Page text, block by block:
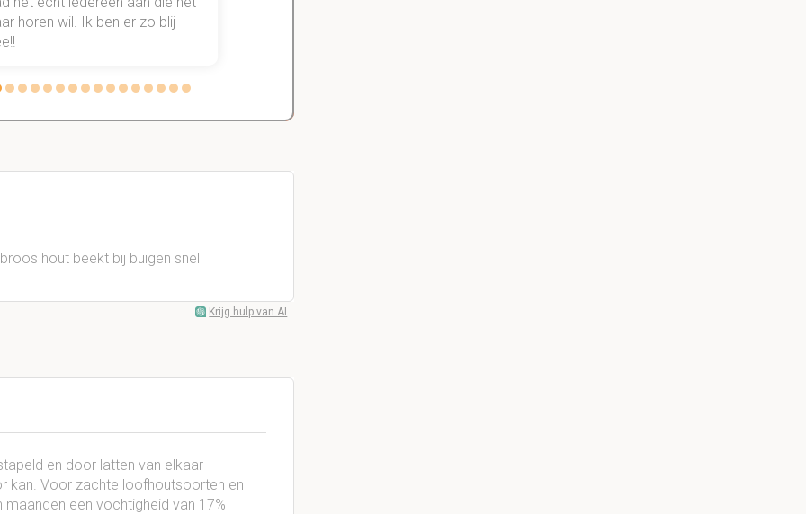
horen wil. Ik ben er zo blij
hout beekt bij buigen snel
Krijg hulp van AI
en door latten van elkaar
kan. Voor zachte loofhoutsoorten en
een vochtigheid van 17%